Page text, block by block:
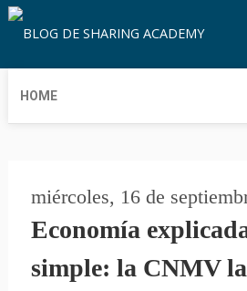
HOME
miércoles, 16 de
Economía
simple: la CNMV